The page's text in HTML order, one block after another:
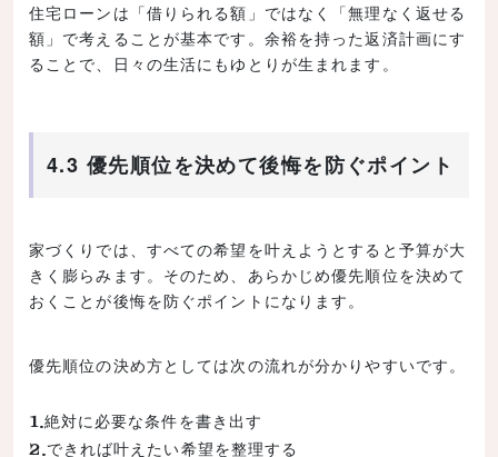
住宅ローンは「借りられる額」ではなく「無理なく返せる
額」で考えることが基本です。余裕を持った返済計画にす
ることで、日々の生活にもゆとりが生まれます。
4.3 優先順位を決めて後悔を防ぐポイント
家づくりでは、すべての希望を叶えようとすると予算が大
きく膨らみます。そのため、あらかじめ優先順位を決めて
おくことが後悔を防ぐポイントになります。
優先順位の決め方としては次の流れが分かりやすいです。
絶対に必要な条件を書き出す
できれば叶えたい希望を整理する